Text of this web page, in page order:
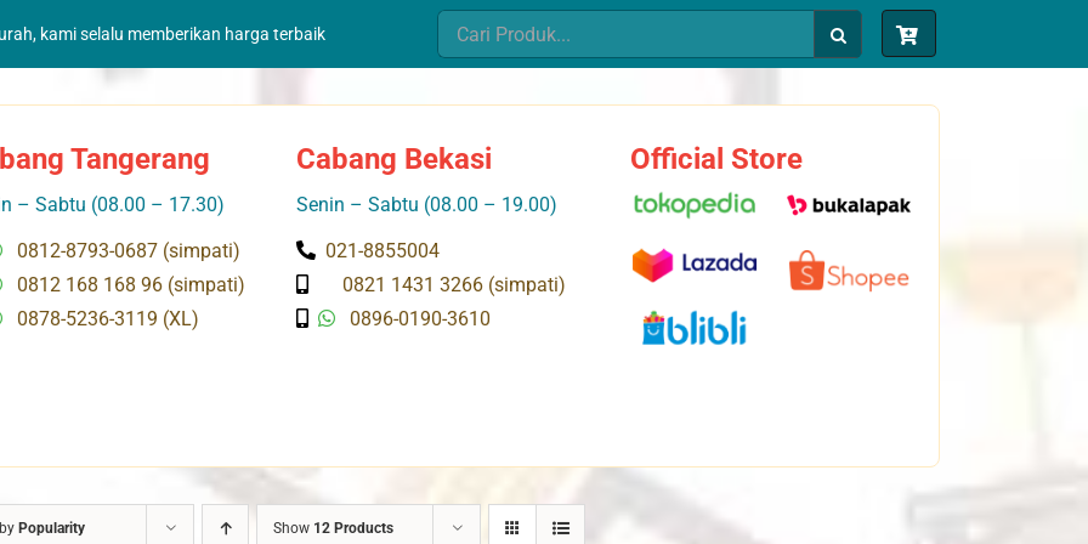
kami selalu memberikan harga terbaik
Search
for:
Tangerang
– Sabtu (08.00 – 17.30)
0812-8793-0687 (simpati)
0812 168 168 96 (simpati)
0878-5236-3119 (XL)
Cabang Bekasi
Senin – Sabtu (08.00 – 19.00)
021-8855004
0821 1431 3266 (simpati)
0896-0190-3610
Official Store
Popularity Show 12 Products